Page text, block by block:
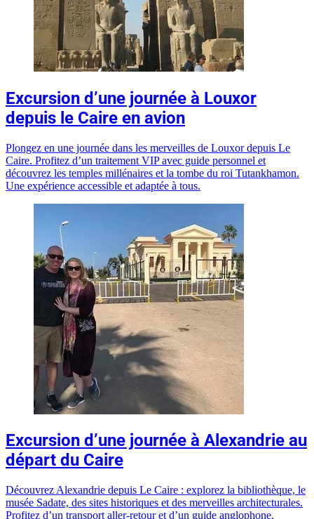
Excursion d’une journée à Louxor
depuis le Caire en avion
Plongez en une journée dans les merveilles de Louxor depuis Le
Caire. Profitez d’un traitement VIP avec guide personnel et
découvrez les temples millénaires et la tombe du roi Tutankhamon.
Une expérience accessible et adaptée à tous.
Excursion d’une journée à Alexandrie au
départ du Caire
Découvrez Alexandrie depuis Le Caire : explorez la bibliothèque, le
musée Sadate, des sites historiques et des merveilles architecturales.
Profitez d’un transport aller-retour et d’un guide anglophone.